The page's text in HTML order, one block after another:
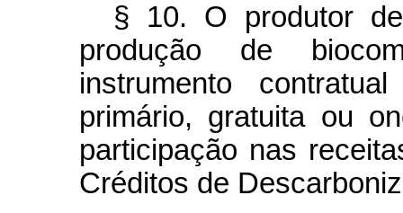
§ 10. O produtor
produção de
instrumento
primário, gratuita ou
participação nas
Créditos de